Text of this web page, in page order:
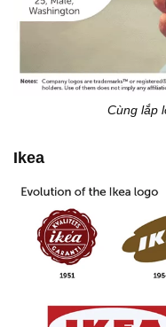
Cùng lắp
Ikea